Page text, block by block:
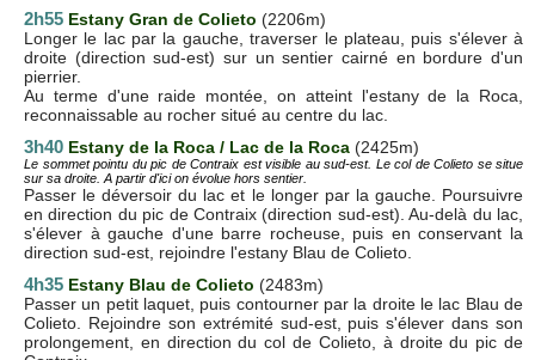
2h55 Estany Gran de Colieto (2206m)
Longer le lac par la gauche, traverser le plateau, puis s'élever à
droite (direction sud-est) sur un sentier cairné en bordure d'un
pierrier.
Au terme d'une raide montée, on atteint l'estany de la Roca,
reconnaissable au rocher situé au centre du lac.
3h40 Estany de la Roca / Lac de la Roca (2425m)
Le sommet pointu du pic de Contraix est visible au sud-est. Le col de Colieto se situe
sur sa droite. A partir d'ici on évolue hors sentier.
Passer le déversoir du lac et le longer par la gauche. Poursuivre
en direction du pic de Contraix (direction sud-est). Au-delà du lac,
s'élever à gauche d'une barre rocheuse, puis en conservant la
direction sud-est, rejoindre l'estany Blau de Colieto.
4h35 Estany Blau de Colieto (2483m)
Passer un petit laquet, puis contourner par la droite le lac Blau de
Colieto. Rejoindre son extrémité sud-est, puis s'élever dans son
prolongement, en direction du col de Colieto, à droite du pic de